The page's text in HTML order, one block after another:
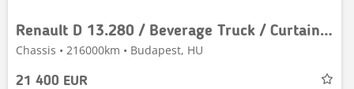
Renault D 13.280 / Beverage Truck / Curtainsider / Full Ai
Chassis • 216000km • Budapest, HU
21 400 EUR